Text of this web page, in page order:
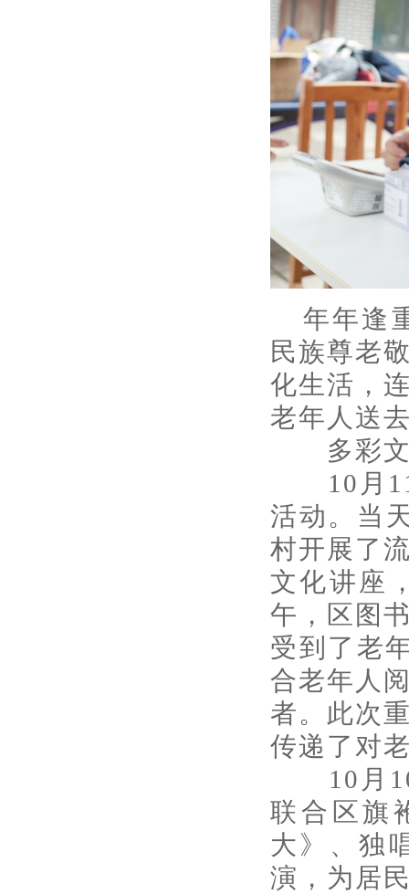
年年逢
民族尊老
化生活，
老年人送
多彩文
10月11
活动。当
村开展了
文化讲座
午，区图
受到了老
合老年人
者。此次
传递了对
10月10
联合区旗
大》、独
演，为居